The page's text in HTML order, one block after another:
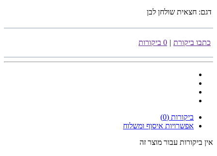
דגם: חצאית שולחן לבן
כתבו ביקורת | 0 ביקורות
ביקורות (0)
אפשרויות איסוף ומשלוח
אין ביקורות עבור מוצר זה